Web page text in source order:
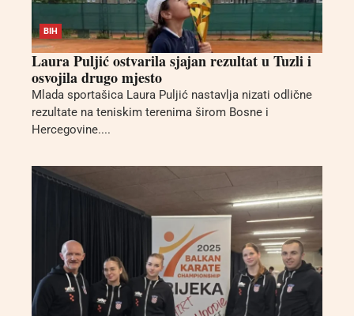
BIH
Laura Puljić ostvarila sjajan rezultat u Tuzli i
osvojila drugo mjesto
Mlada sportašica Laura Puljić nastavlja nizati odlične
rezultate na teniskim terenima širom Bosne i
Hercegovine....